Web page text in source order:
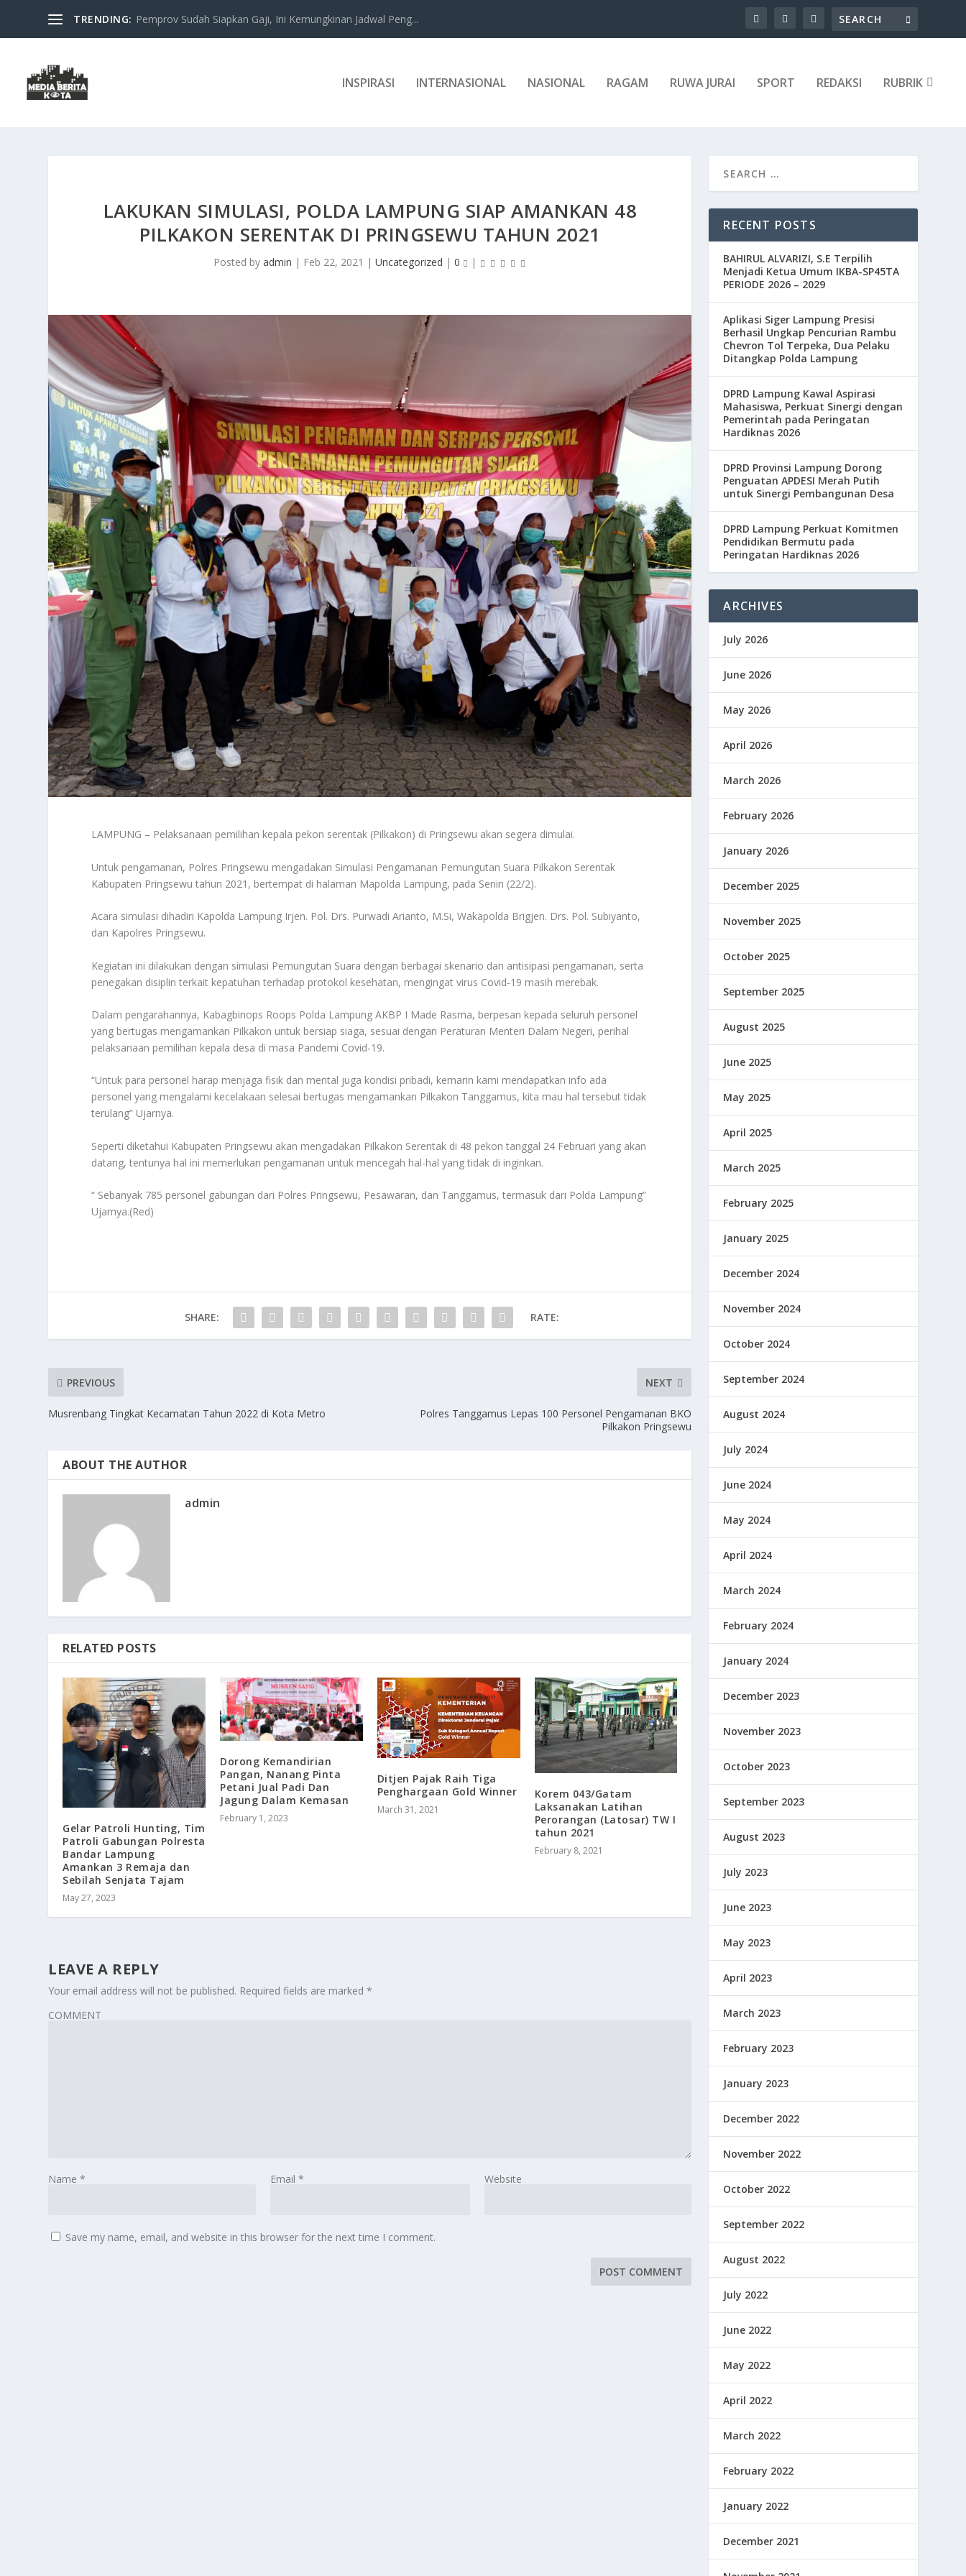
TRENDING: Pemprov Sudah Siapkan Gaji, Ini Kemungkinan Jadwal Peng...
INSPIRASI INTERNASIONAL NASIONAL RAGAM RUWA JURAI SPORT REDAKSI RUBRIK
LAKUKAN SIMULASI, POLDA LAMPUNG SIAP AMANKAN 48
PILKAKON SERENTAK DI PRINGSEWU TAHUN 2021
Posted by admin | Feb 22, 2021 | Uncategorized | 0 |
LAMPUNG – Pelaksanaan pemilihan kepala pekon serentak (Pilkakon) di Pringsewu akan segera dimulai.
Untuk pengamanan, Polres Pringsewu mengadakan Simulasi Pengamanan Pemungutan Suara Pilkakon Serentak
Kabupaten Pringsewu tahun 2021, bertempat di halaman Mapolda Lampung, pada Senin (22/2).
Acara simulasi dihadiri Kapolda Lampung Irjen. Pol. Drs. Purwadi Arianto, M.Si, Wakapolda Brigjen. Drs. Pol. Subiyanto,
dan Kapolres Pringsewu.
Kegiatan ini dilakukan dengan simulasi Pemungutan Suara dengan berbagai skenario dan antisipasi pengamanan, serta
penegakan disiplin terkait kepatuhan terhadap protokol kesehatan, mengingat virus Covid-19 masih merebak.
Dalam pengarahannya, Kabagbinops Roops Polda Lampung AKBP I Made Rasma, berpesan kepada seluruh personel
yang bertugas mengamankan Pilkakon untuk bersiap siaga, sesuai dengan Peraturan Menteri Dalam Negeri, perihal
pelaksanaan pemilihan kepala desa di masa Pandemi Covid-19.
“Untuk para personel harap menjaga fisik dan mental juga kondisi pribadi, kemarin kami mendapatkan info ada
personel yang mengalami kecelakaan selesai bertugas mengamankan Pilkakon Tanggamus, kita mau hal tersebut tidak
terulang” Ujarnya.
Seperti diketahui Kabupaten Pringsewu akan mengadakan Pilkakon Serentak di 48 pekon tanggal 24 Februari yang akan
datang, tentunya hal ini memerlukan pengamanan untuk mencegah hal-hal yang tidak di inginkan.
“ Sebanyak 785 personel gabungan dari Polres Pringsewu, Pesawaran, dan Tanggamus, termasuk dari Polda Lampung”
Ujarnya.(Red)
SHARE: RATE:
PREVIOUS
Musrenbang Tingkat Kecamatan Tahun 2022 di Kota Metro
NEXT
Polres Tanggamus Lepas 100 Personel Pengamanan BKO
Pilkakon Pringsewu
ABOUT THE AUTHOR
admin
RELATED POSTS
Gelar Patroli Hunting, Tim
Patroli Gabungan Polresta
Bandar Lampung
Amankan 3 Remaja dan
Sebilah Senjata Tajam
May 27, 2023
Dorong Kemandirian
Pangan, Nanang Pinta
Petani Jual Padi Dan
Jagung Dalam Kemasan
February 1, 2023
Ditjen Pajak Raih Tiga
Penghargaan Gold Winner
March 31, 2021
Korem 043/Gatam
Laksanakan Latihan
Perorangan (Latosar) TW I
tahun 2021
February 8, 2021
LEAVE A REPLY
Your email address will not be published. Required fields are marked*
COMMENT
Name* Email * Website
Save my name, email, and website in this browser for the next time I comment.
RECENT POSTS
BAHIRUL ALVARIZI, S.E Terpilih
Menjadi Ketua Umum IKBA-SP45TA
PERIODE 2026 – 2029
Aplikasi Siger Lampung Presisi
Berhasil Ungkap Pencurian Rambu
Chevron Tol Terpeka, Dua Pelaku
Ditangkap Polda Lampung
DPRD Lampung Kawal Aspirasi
Mahasiswa, Perkuat Sinergi dengan
Pemerintah pada Peringatan
Hardiknas 2026
DPRD Provinsi Lampung Dorong
Penguatan APDESI Merah Putih
untuk Sinergi Pembangunan Desa
DPRD Lampung Perkuat Komitmen
Pendidikan Bermutu pada
Peringatan Hardiknas 2026
ARCHIVES
July 2026
June 2026
May 2026
April 2026
March 2026
February 2026
January 2026
December 2025
November 2025
October 2025
September 2025
August 2025
June 2025
May 2025
April 2025
March 2025
February 2025
January 2025
December 2024
November 2024
October 2024
September 2024
August 2024
July 2024
June 2024
May 2024
April 2024
March 2024
February 2024
January 2024
December 2023
November 2023
October 2023
September 2023
August 2023
July 2023
June 2023
May 2023
April 2023
March 2023
February 2023
January 2023
December 2022
November 2022
October 2022
September 2022
August 2022
July 2022
June 2022
May 2022
April 2022
March 2022
February 2022
January 2022
December 2021